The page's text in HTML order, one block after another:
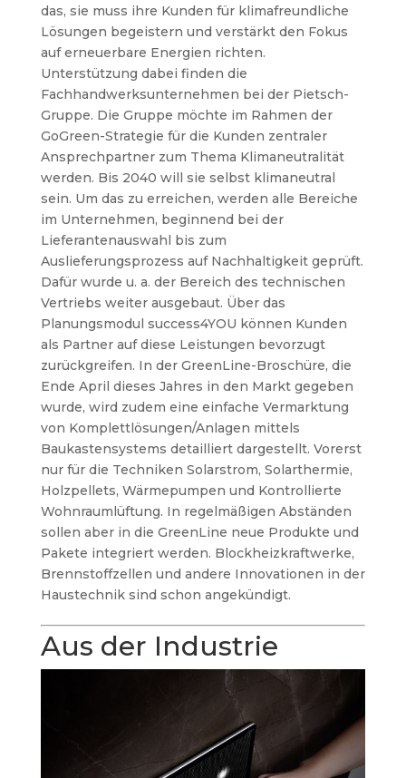
das, sie muss ihre Kunden für klimafreundliche
Lösungen begeistern und verstärkt den Fokus
auf erneuerbare Energien richten.
Unterstützung dabei finden die
Fachhandwerksunternehmen bei der Pietsch-
Gruppe. Die Gruppe möchte im Rahmen der
GoGreen-Strategie für die Kunden zentraler
Ansprechpartner zum Thema Klimaneutralität
werden. Bis 2040 will sie selbst klimaneutral
sein. Um das zu erreichen, werden alle Bereiche
im Unternehmen, beginnend bei der
Lieferantenauswahl bis zum
Auslieferungsprozess auf Nachhaltigkeit geprüft.
Dafür wurde u. a. der Bereich des technischen
Vertriebs weiter ausgebaut. Über das
Planungsmodul success4YOU können Kunden
als Partner auf diese Leistungen bevorzugt
zurückgreifen. In der GreenLine-Broschüre, die
Ende April dieses Jahres in den Markt gegeben
wurde, wird zudem eine einfache Vermarktung
von Komplettlösungen/Anlagen mittels
Baukastensystems detailliert dargestellt. Vorerst
nur für die Techniken Solarstrom, Solarthermie,
Holzpellets, Wärmepumpen und Kontrollierte
Wohnraumlüftung. In regelmäßigen Abständen
sollen aber in die GreenLine neue Produkte und
Pakete integriert werden. Blockheizkraftwerke,
Brennstoffzellen und andere Innovationen in der
Haustechnik sind schon angekündigt.
Aus der Industrie